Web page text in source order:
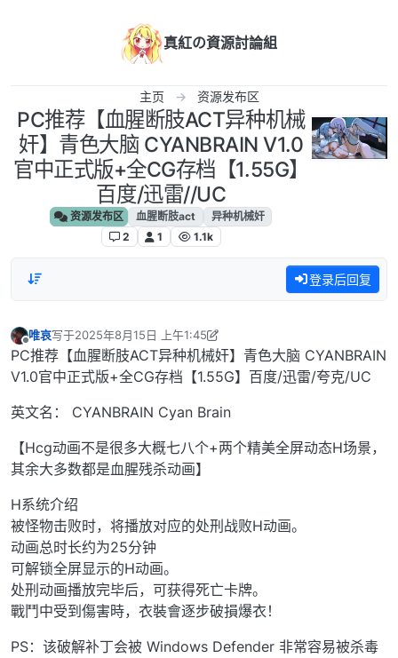
真紅の資源討論組
主页 资源发布区
PC推荐【血腥断肢ACT异种机械
奸】青色大脑 CYANBRAIN V1.0
官中正式版+全CG存档【1.55G】
百度/迅雷//UC
资源发布区 血腥断肢act
异种机械奸
2
1 1.1k
登录后回复
离线
唯哀写于2025年8月15日 上午1:45
最后由 唯哀 编辑2025年8月14日 下午8:58
PC推荐【血腥断肢ACT异种机械奸】青色大脑 CYANBRAIN
V1.0官中正式版+全CG存档【1.55G】百度/迅雷/夸克/UC
英文名： CYANBRAIN Cyan Brain
【Hcg动画不是很多大概七八个+两个精美全屏动态H场景，
其余大多数都是血腥残杀动画】
H系统介绍
被怪物击败时，将播放对应的处刑战败H动画。
动画总时长约为25分钟
可解锁全屏显示的H动画。
处刑动画播放完毕后，可获得死亡卡牌。
戰鬥中受到傷害時，衣裝會逐步破損爆衣！
PS：该破解补丁会被 Windows Defender 非常容易被杀毒